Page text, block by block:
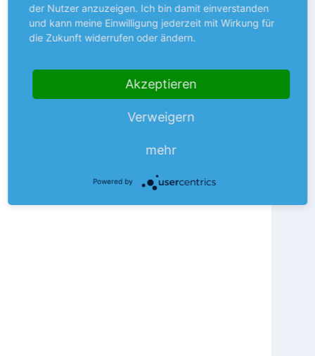
der Nutzer anzuzeigen. Ich bin damit einverstanden
und kann meine Einwilligung jederzeit mit Wirkung für
die Zukunft widerrufen oder ändern.
Akzeptieren
Verweigern
mehr
Powered by